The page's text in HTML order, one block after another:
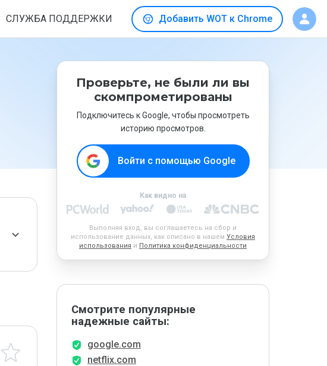
СЛУЖБА ПОДДЕРЖКИ Добавить WOT к Chrome
Проверьте, не были ли вы
скомпрометированы
Подключитесь к Google, чтобы просмотреть
историю просмотров.
Войти с помощью Google
Как видно на
Выполняя вход, вы соглашаетесь на сбор и
использование данных, как описано в нашем Условия
использования и Политика конфиденциальности
Смотрите популярные
надежные сайты:
google.com
netflix.com